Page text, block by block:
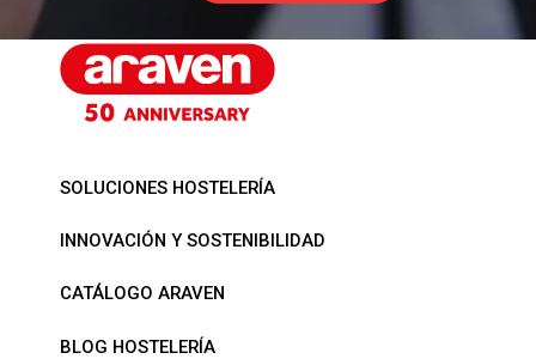
SOLUCIONES HOSTELERÍA
INNOVACIÓN Y SOSTENIBILIDAD
CATÁLOGO ARAVEN
BLOG HOSTELERÍA